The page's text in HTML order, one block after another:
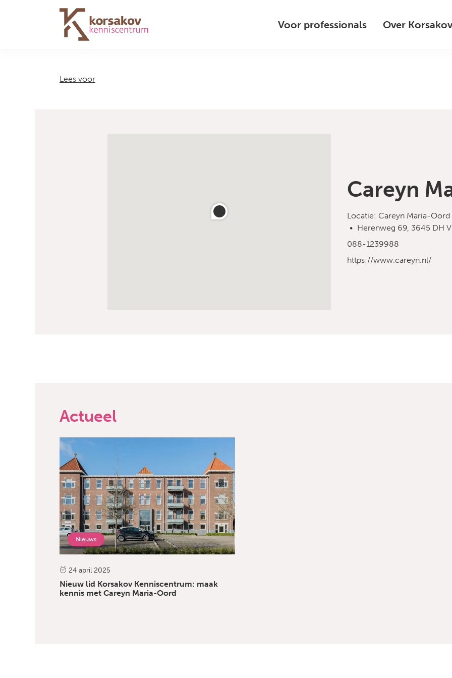
Navigation Voor professionals Over Korsakov
Lees voor
Careyn
Locatie: Careyn Maria-Oord
Herenweg 69, 3645 DH
088-1239988
https://www.careyn.nl/
Actueel
Nieuws
24 april 2025
Nieuw lid Korsakov Kenniscentrum: maak
kennis met Careyn Maria-Oord